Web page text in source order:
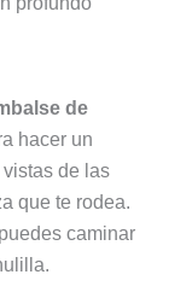
de
hacer un
de las
que te rodea.
caminar